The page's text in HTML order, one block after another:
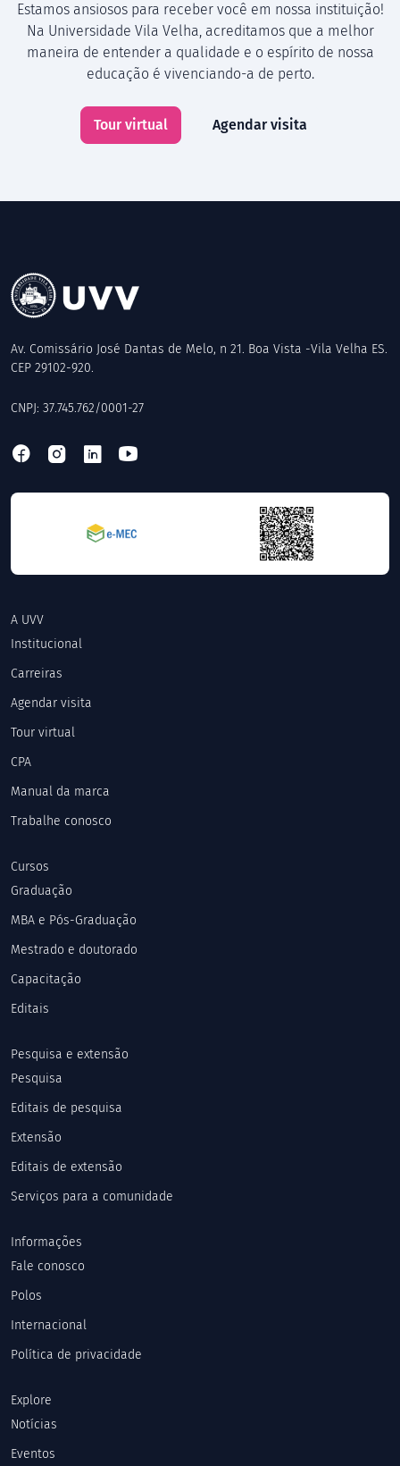
Estamos ansiosos para receber você em nossa instituição!
Na Universidade Vila Velha, acreditamos que a melhor
maneira de entender a qualidade e o espírito de nossa
educação é vivenciando-a de perto.
Tour virtual Agendar visita
Av. Comissário José Dantas de Melo, n 21. Boa Vista -Vila Velha ES.
CEP 29102-920.
CNPJ: 37.745.762/0001-27
A UVV
Institucional
Carreiras
Agendar visita
Tour virtual
CPA
Manual da marca
Trabalhe conosco
Cursos
Graduação
MBA e Pós-Graduação
Mestrado e doutorado
Capacitação
Editais
Pesquisa e extensão
Pesquisa
Editais de pesquisa
Extensão
Editais de extensão
Serviços para a comunidade
Informações
Fale conosco
Polos
Internacional
Política de privacidade
Explore
Notícias
Eventos